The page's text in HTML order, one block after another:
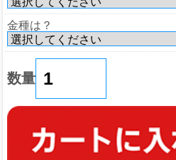
金種は？
数量